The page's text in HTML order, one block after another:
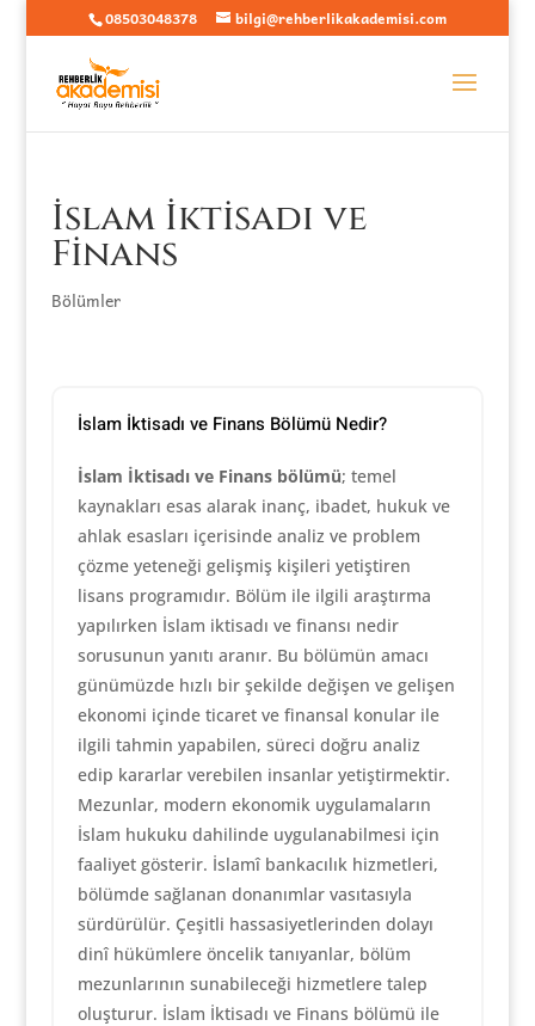
08503048378 bilgi@rehberlikakademisi.com
İslam İktisadı ve
Finans
Bölümler
İslam İktisadı ve Finans Bölümü Nedir?
İslam İktisadı ve Finans bölümü; temel
kaynakları esas alarak inanç, ibadet, hukuk ve
ahlak esasları içerisinde analiz ve problem
çözme yeteneği gelişmiş kişileri yetiştiren
lisans programıdır. Bölüm ile ilgili araştırma
yapılırken İslam iktisadı ve finansı nedir
sorusunun yanıtı aranır. Bu bölümün amacı
günümüzde hızlı bir şekilde değişen ve gelişen
ekonomi içinde ticaret ve finansal konular ile
ilgili tahmin yapabilen, süreci doğru analiz
edip kararlar verebilen insanlar yetiştirmektir.
Mezunlar, modern ekonomik uygulamaların
İslam hukuku dahilinde uygulanabilmesi için
faaliyet gösterir. İslamî bankacılık hizmetleri,
bölümde sağlanan donanımlar vasıtasıyla
sürdürülür. Çeşitli hassasiyetlerinden dolayı
dinî hükümlere öncelik tanıyanlar, bölüm
mezunlarının sunabileceği hizmetlere talep
oluşturur. İslam İktisadı ve Finans bölümü ile